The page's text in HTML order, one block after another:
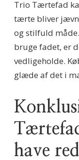
Trio Tærtefad
tærte bliver
og stilfuld
bruge fadet, er
vedligeholde.
glæde af det i
have